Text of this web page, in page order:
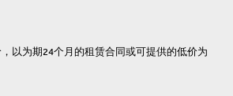
以为期24个月的租赁合同或可提供的低价为